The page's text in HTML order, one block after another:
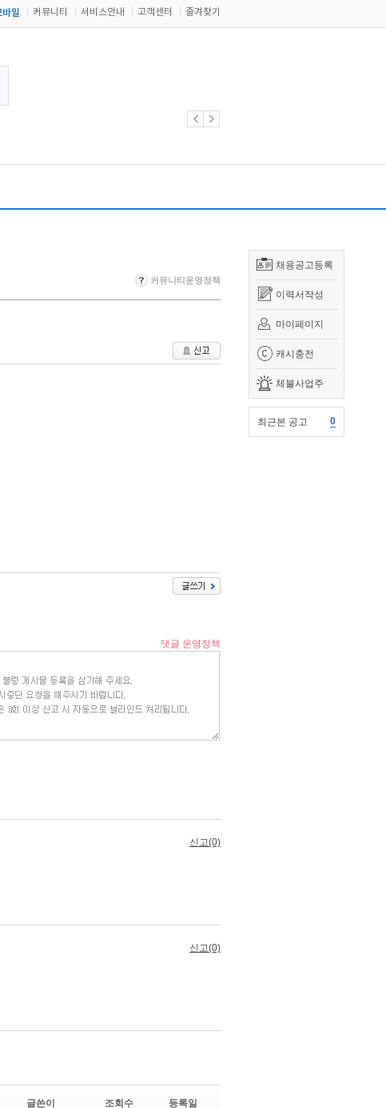
바일 커뮤니티 서비스안내 고객센터 즐겨찾기
채용공고등록
이력서작성
마이페이지
캐시충전
체불사업주
최근본 공고 0
커뮤니티운영정책
글쓴이 조회수 등록일